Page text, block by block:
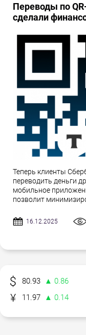
Переводы по
сделали
Теперь клиенты
переводить деньги
мобильное
позволит
16.12.2025
80.93 ▲ 0.86
11.97
▲ 0.14